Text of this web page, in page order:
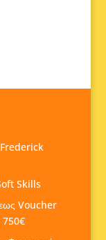
Frederick
Skills
Voucher
750€